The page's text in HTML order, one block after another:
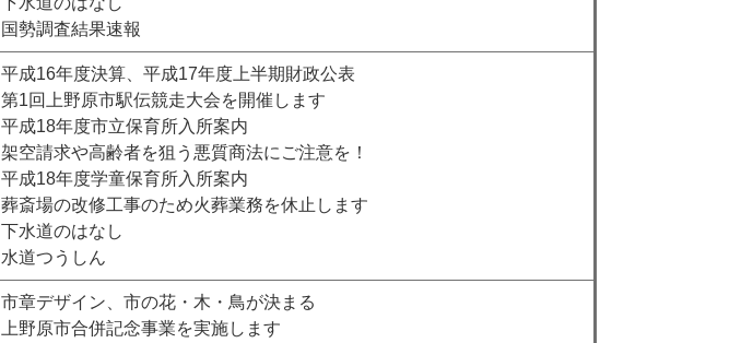
国勢調査結果速報
平成16年度決算、平成17年度上半期財政公表
第1回上野原市駅伝競走大会を開催します
平成18年度市立保育所入所案内
架空請求や高齢者を狙う悪質商法にご注意を！
平成18年度学童保育所入所案内
葬斎場の改修工事のため火葬業務を休止します
下水道のはなし
水道つうしん
市章デザイン、市の花・木・鳥が決まる
上野原市合併記念事業を実施します